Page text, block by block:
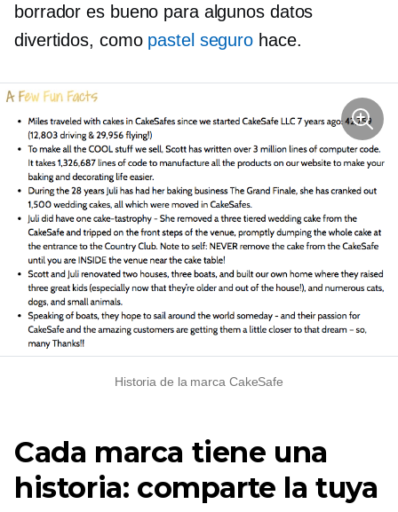
borrador es bueno para algunos datos
divertidos, como pastel seguro hace.
Historia de la marca CakeSafe
Cada marca tiene una
historia: comparte la tuya